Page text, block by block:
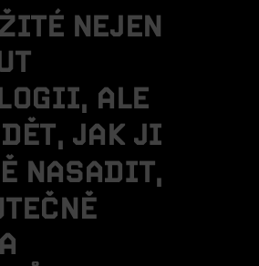
ŽITÉ NEJEN
T
OGII, ALE
DĚT, JAK JI
Ě NASADIT,
TEČNĚ
A